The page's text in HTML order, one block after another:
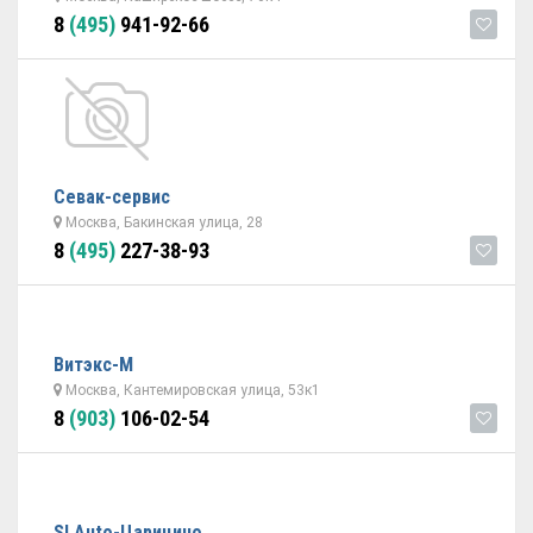
8 (495) 941-92-66
Севак-сервис
Москва, Бакинская улица, 28
8 (495) 227-38-93
Витэкс-М
Москва, Кантемировская улица, 53к1
8 (903) 106-02-54